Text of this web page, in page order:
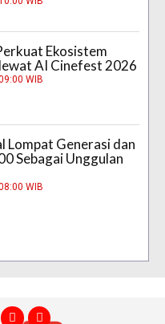
Ekosistem
AI Cinefest 2026
WIB
Lompat Generasi dan
Sebagai Unggulan
WIB